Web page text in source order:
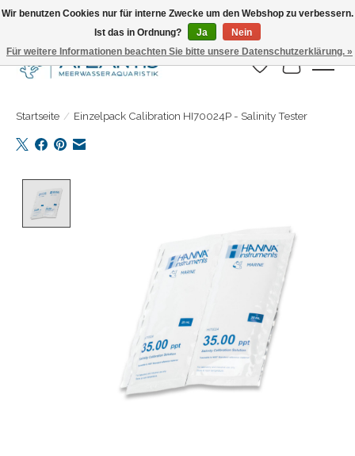
Täglicher Versand. Bestelle bis 15.00 Uhr
Wunschzettel
Ihr
Startseite / Einzelpack Calibration HI70024P - Salinity Tester
Wir benutzen Cookies nur für interne Zwecke um den Webshop zu verbessern.
Ist das in Ordnung?
Ja
Nein
Für weitere Informationen beachten Sie bitte unsere Datenschutzerklärung. »